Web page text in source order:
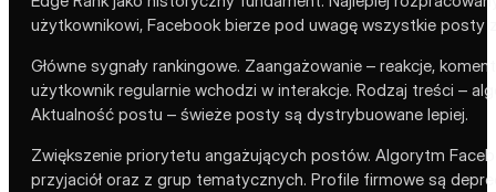
użytkownikowi, Facebook bierze pod uwagę wszystkie posty
Główne sygnały rankingowe. Zaangażowanie – reakcje,
użytkownik regularnie wchodzi w interakcje. Rodzaj treści –
Aktualność postu – świeże posty są dystrybuowane lepiej.
Zwiększenie priorytetu angażujących postów. Algorytm
przyjaciół oraz z grup tematycznych. Profile firmowe są